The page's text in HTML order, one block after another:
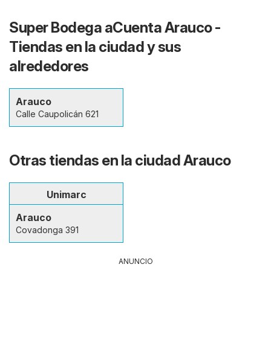
Super Bodega aCuenta Arauco -
Tiendas en la ciudad y sus
alrededores
Arauco
Calle Caupolicán 621
Otras tiendas en la ciudad Arauco
Unimarc
Arauco
Covadonga 391
ANUNCIO